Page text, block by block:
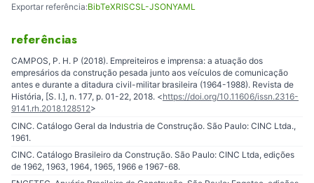
Exportar referência:BibTeXRISCSL-JSONYAML
referências
CAMPOS, P. H. P (2018). Empreiteiros e imprensa: a atuação dos
empresários da construção pesada junto aos veículos de comunicação
antes e durante a ditadura civil-militar brasileira (1964-1988). Revista de
História, [S. l.], n. 177, p. 01-22, 2018. <https://doi.org/10.11606/issn.2316-
9141.rh.2018.128512>
CINC. Catálogo Geral da Industria de Construção. São Paulo: CINC Ltda.,
1961.
CINC. Catálogo Brasileiro da Construção. São Paulo: CINC Ltda, edições
de 1962, 1963, 1964, 1965, 1966 e 1967-68.